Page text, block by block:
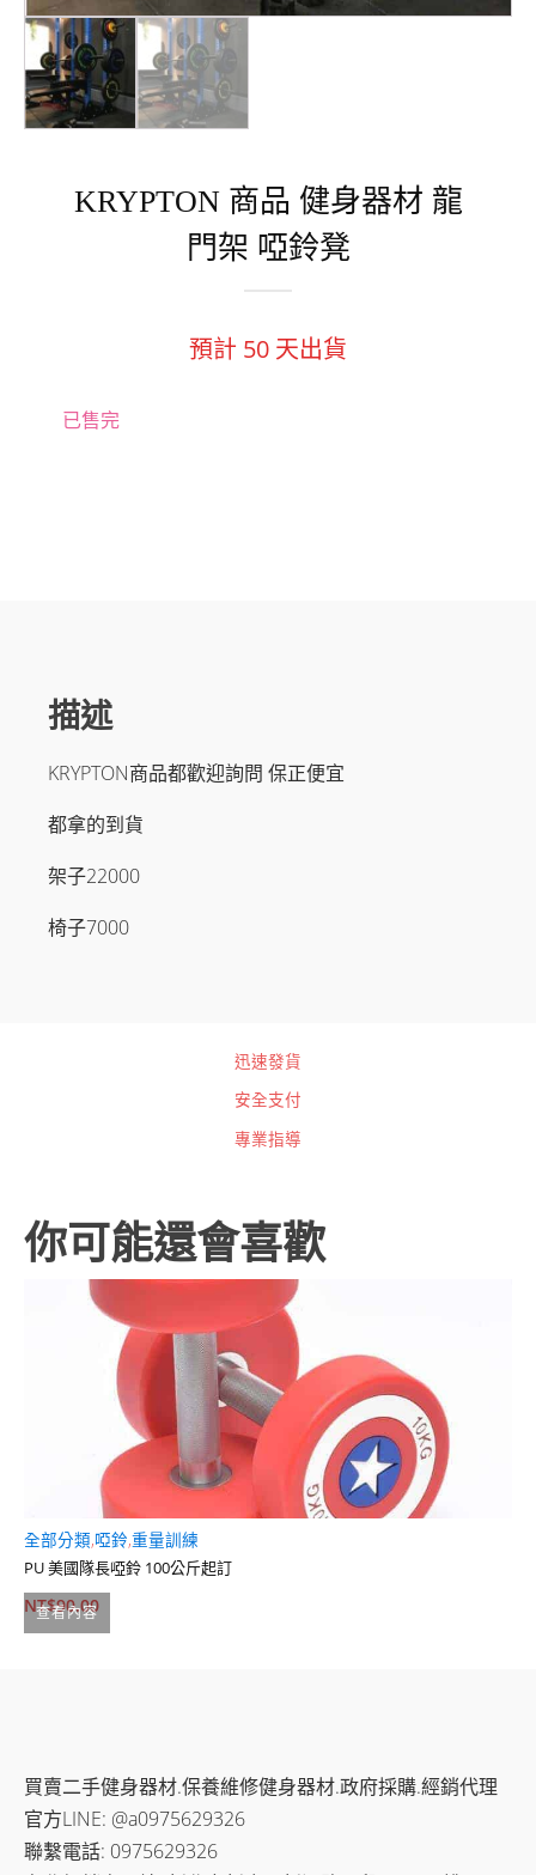
KRYPTON 商品 健身器材 龍
門架 啞鈴凳
預計 50 天出貨
已售完
描述
KRYPTON商品都歡迎詢問 保正便宜
都拿的到貨
架子22000
椅子7000
迅速發貨
安全支付
專業指導
你可能還會喜歡
查看內容
全部分類,啞鈴,重量訓練
PU 美國隊長啞鈴 100公斤起訂
NT$90.00
買賣二手健身器材.保養維修健身器材.政府採購.經銷代理
官方LINE: @a0975629326
聯繫電話: 0975629326